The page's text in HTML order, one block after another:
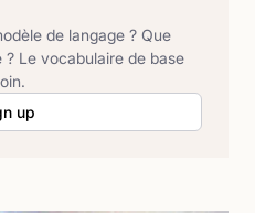
de langage ? Que
Le vocabulaire de base
up